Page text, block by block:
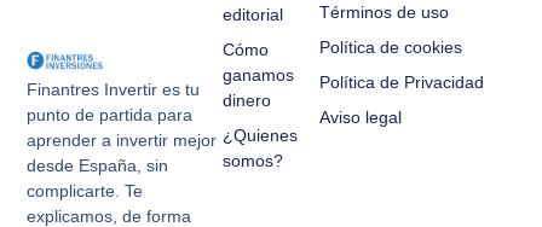
Finantres Invertir es tu
punto de partida para
aprender a invertir mejor
desde España, sin
complicarte. Te
explicamos, de forma
editorial
Cómo
ganamos
dinero
¿Quienes
somos?
Términos de uso
Política de cookies
Política de Privacidad
Aviso legal